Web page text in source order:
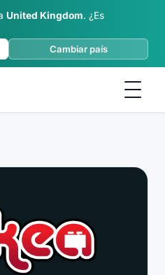
United Kingdom. ¿Es
Cambiar país